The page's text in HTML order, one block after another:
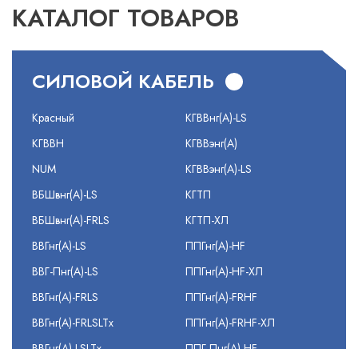
КАТАЛОГ ТОВАРОВ
СИЛОВОЙ КАБЕЛЬ
Красный
КГВВН
NUM
ВБШвнг(А)-LS
ВБШвнг(А)-FRLS
ВВГнг(А)-LS
ВВГ-Пнг(А)-LS
ВВГнг(А)-FRLS
ВВГнг(А)-FRLSLTx
КГВВнг(А)-LS
КГВВэнг(А)
КГВВэнг(А)-LS
КГТП
КГТП-ХЛ
ППГнг(А)-HF
ППГнг(А)-HF-ХЛ
ППГнг(А)-FRHF
ППГнг(А)-FRHF-ХЛ